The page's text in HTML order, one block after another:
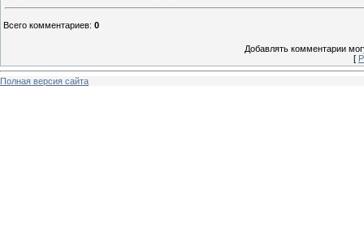
Всего комментариев: 0
Добавлять комментарии
[
Полная версия сайта